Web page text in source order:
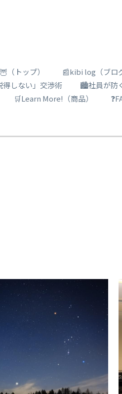
（トップ） 📰kibi log（ブロ
しない」交渉術
🏙️社員が防
🛒Learn More!（商品）